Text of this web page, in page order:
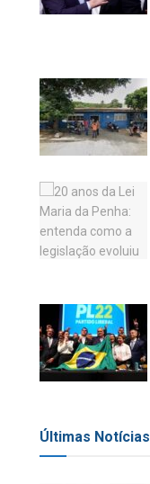
Últimas Notícias